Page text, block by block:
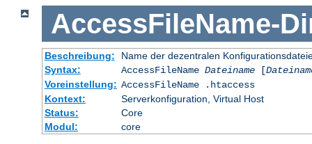
AccessFileName-
Beschreibung:
Name der dezentralen
Syntax:
AccessFileName Dateiname[
Voreinstellung: AccessFileName .htaccess
Kontext:
Serverkonfiguration, Virtual Host
Status:
Core
Modul:
core